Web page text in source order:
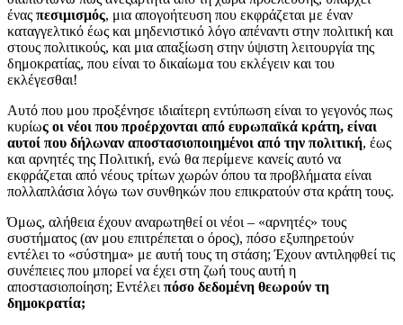
ένας πεσιμισμός, μια απογοήτευση που εκφράζεται με έναν
καταγγελτικό έως και μηδενιστικό λόγο απέναντι στην πολιτική και
στους πολιτικούς, και μια απαξίωση στην ύψιστη λειτουργία της
δημοκρατίας, που είναι το δικαίωμα του εκλέγειν και του
εκλέγεσθαι!
Αυτό που μου προξένησε ιδιαίτερη εντύπωση είναι το γεγονός πως
κυρίως οι νέοι που προέρχονται από ευρωπαϊκά κράτη, είναι
αυτοί που δήλωναν αποστασιοποιημένοι από την πολιτική, έως
και αρνητές της Πολιτική, ενώ θα περίμενε κανείς αυτό να
εκφράζεται από νέους τρίτων χωρών όπου τα προβλήματα είναι
πολλαπλάσια λόγω των συνθηκών που επικρατούν στα κράτη τους.
Όμως, αλήθεια έχουν αναρωτηθεί οι νέοι – «αρνητές» τους
συστήματος (αν μου επιτρέπεται ο όρος), πόσο εξυπηρετούν
εντέλει το «σύστημα» με αυτή τους τη στάση; Έχουν αντιληφθεί τις
συνέπειες που μπορεί να έχει στη ζωή τους αυτή η
αποστασιοποίηση; Εντέλει πόσο δεδομένη θεωρούν τη
δημοκρατία;